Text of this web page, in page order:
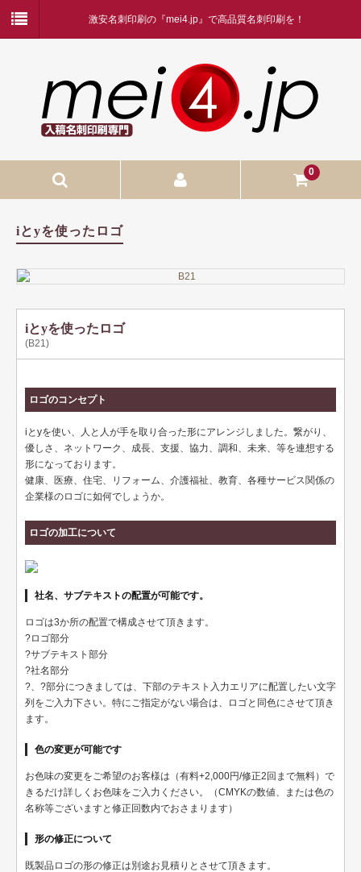
激安名刺印刷の『mei4.jp』で高品質名刺印刷を！
0
入稿名刺印刷
二つ折り名刺印刷
名刺ケース
ビジネスモノクロ
ビジネスカラー
デザイン名刺
恋する名刺♥
和風名刺
筆名人名刺
IT関係
不動産関係
医療関係
ペット名刺
ショップカード
全国福利厚生共済会様式
iとyを使ったロゴ
iとyを使ったロゴ
(B21)
ロゴのコンセプト
iとyを使い、人と人が手を取り合った形にアレンジしました。繋がり、
優しさ、ネットワーク、成長、支援、協力、調和、未来、等を連想する
形になっております。
健康、医療、住宅、リフォーム、介護福祉、教育、各種サービス関係の
企業様のロゴに如何でしょうか。
ロゴの加工について
社名、サブテキストの配置が可能です。
ロゴは3か所の配置で構成させて頂きます。
?ロゴ部分
?サブテキスト部分
?社名部分
?、?部分につきましては、下部のテキスト入力エリアに配置したい文字
列をご入力下さい。特にご指定がない場合は、ロゴと同色にさせて頂き
ます。
色の変更が可能です
お色味の変更をご希望のお客様は（有料+2,000円/修正2回まで無料）で
きるだけ詳しくお色味をご入力ください。（CMYKの数値、または色の
名称等ございますと修正回数内でおさまります）
形の修正について
既製品ロゴの形の修正は別途お見積りとさせて頂きます。